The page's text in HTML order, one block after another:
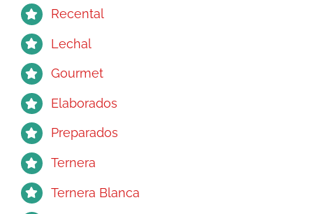
Recental
Lechal
Gourmet
Elaborados
Preparados
Ternera
Ternera Blanca